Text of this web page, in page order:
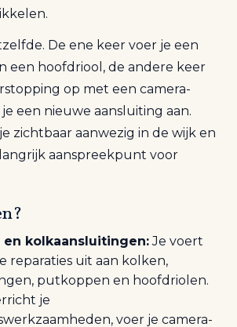
De ene keer voer je een
een hoofdriool, de andere keer
op met een camera-
een nieuwe aansluiting aan.
zichtbaar aanwezig in de wijk en
aanspreekpunt voor
en kolkaansluitingen:Je voert
reparaties uit aan kolken,
putkoppen en hoofdriolen.
je
voer je camera-